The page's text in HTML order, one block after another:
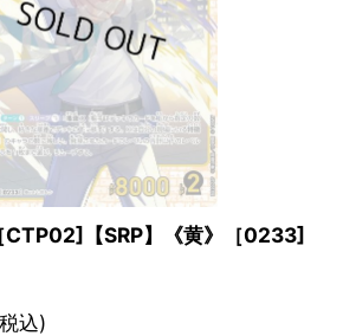
CTP02]【SRP】《黄》［0233]
込)